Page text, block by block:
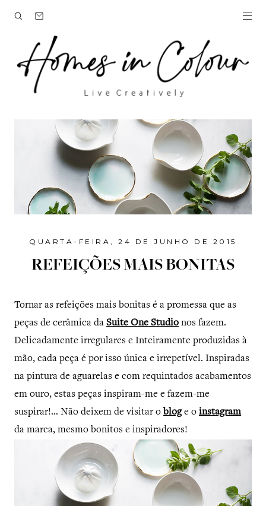
QUARTA-FEIRA, 24 DE JUNHO DE 2015
REFEIÇÕES MAIS BONITAS
Tornar as refeições mais bonitas é a promessa que as
peças de cerâmica da Suite One Studio nos fazem.
Delicadamente irregulares e Inteiramente produzidas à
mão, cada peça é por isso única e irrepetível. Inspiradas
na pintura de aguarelas e com requintados acabamentos
em ouro, estas peças inspiram-me e fazem-me
suspirar!... Não deixem de visitar o bloge o instagram
da marca, mesmo bonitos e inspiradores!